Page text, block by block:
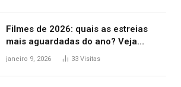
Filmes de 2026: quais as estreias
mais aguardadas do ano? Veja
principais lançamentos do cinema
janeiro 9, 2026 33 Visitas